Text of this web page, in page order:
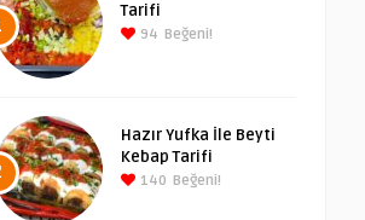
Tarifi
94 Beğeni!
Hazır Yufka İle Beyti
Kebap Tarifi
140 Beğeni!